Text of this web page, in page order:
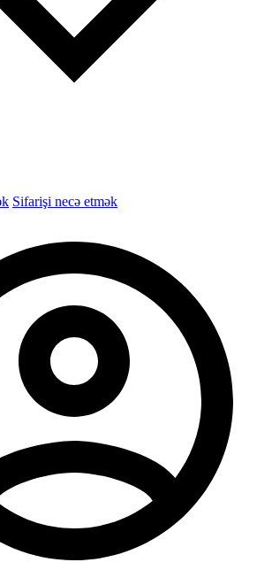
Sifarişi necə etmək